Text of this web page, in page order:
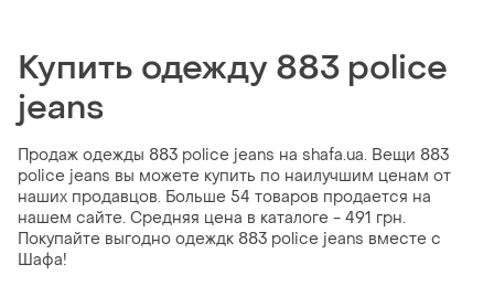
Купить одежду 883 police
jeans
Продаж одежды 883 police jeans на shafa.ua. Вещи 883
police jeans вы можете купить по наилучшим ценам от
наших продавцов. Больше 54 товаров продается на
нашем сайте. Средняя цена в каталоге - 491 грн.
Покупайте выгодно одеждк 883 police jeans вместе с
Шафа!